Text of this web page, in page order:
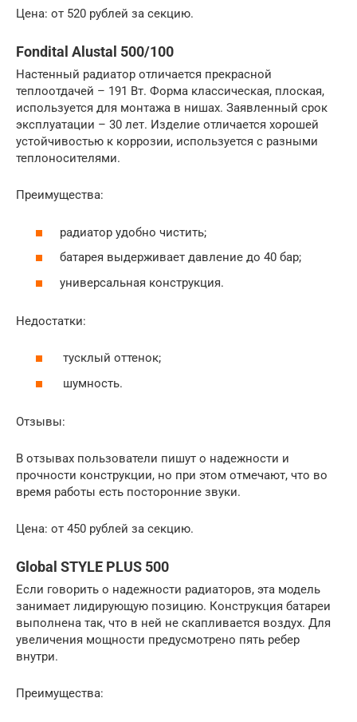
Цена: от 520 рублей за секцию.
Fondital Alustal 500/100
Настенный радиатор отличается прекрасной
теплоотдачей – 191 Вт. Форма классическая, плоская,
используется для монтажа в нишах. Заявленный срок
эксплуатации – 30 лет. Изделие отличается хорошей
устойчивостью к коррозии, используется с разными
теплоносителями.
Преимущества:
радиатор удобно чистить;
батарея выдерживает давление до 40 бар;
универсальная конструкция.
Недостатки:
тусклый оттенок;
шумность.
Отзывы:
В отзывах пользователи пишут о надежности и
прочности конструкции, но при этом отмечают, что во
время работы есть посторонние звуки.
Цена: от 450 рублей за секцию.
Global STYLE PLUS 500
Если говорить о надежности радиаторов, эта модель
занимает лидирующую позицию. Конструкция батареи
выполнена так, что в ней не скапливается воздух. Для
увеличения мощности предусмотрено пять ребер
внутри.
Преимущества: